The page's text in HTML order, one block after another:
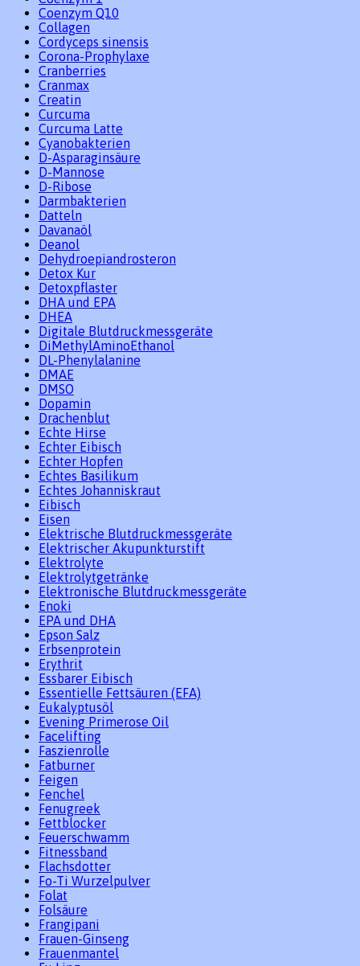
Coenzym Q10
Collagen
Cordyceps sinensis
Corona-Prophylaxe
Cranberries
Cranmax
Creatin
Curcuma
Curcuma Latte
Cyanobakterien
D-Asparaginsäure
D-Mannose
D-Ribose
Darmbakterien
Datteln
Davanaöl
Deanol
Dehydroepiandrosteron
Detox Kur
Detoxpflaster
DHA und EPA
DHEA
Digitale Blutdruckmessgeräte
DiMethylAminoEthanol
DL-Phenylalanine
DMAE
DMSO
Dopamin
Drachenblut
Echte Hirse
Echter Eibisch
Echter Hopfen
Echtes Basilikum
Echtes Johanniskraut
Eibisch
Eisen
Elektrische Blutdruckmessgeräte
Elektrischer Akupunkturstift
Elektrolyte
Elektrolytgetränke
Elektronische Blutdruckmessgeräte
Enoki
EPA und DHA
Epson Salz
Erbsenprotein
Erythrit
Essbarer Eibisch
Essentielle Fettsäuren (EFA)
Eukalyptusöl
Evening Primerose Oil
Facelifting
Faszienrolle
Fatburner
Feigen
Fenchel
Fenugreek
Fettblocker
Feuerschwamm
Fitnessband
Flachsdotter
Fo-Ti Wurzelpulver
Folat
Folsäure
Frangipani
Frauen-Ginseng
Frauenmantel